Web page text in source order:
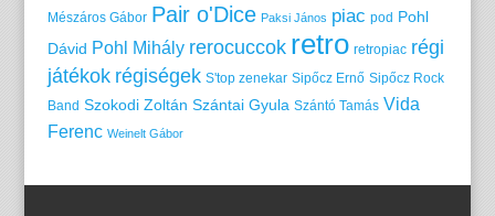
Mészáros Gábor Pair o'Dice Paksi János piac pod Pohl
Dávid Pohl Mihály rerocuccok retro retropiac régi
játékok régiségek S'top zenekar Sipőcz Ernő Sipőcz Rock
Band Szokodi Zoltán Szántai Gyula Szántó Tamás Vida
Ferenc Weinelt Gábor